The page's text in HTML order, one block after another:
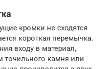
кромки не сходятся
короткая перемычка.
входу в материал,
точильного камня или